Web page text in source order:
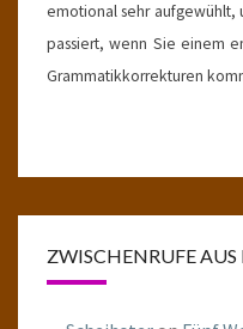
emotional sehr aufgewühlt,
passiert, wenn Sie einem
Grammatikkorrekturen
ZWISCHENRUFE